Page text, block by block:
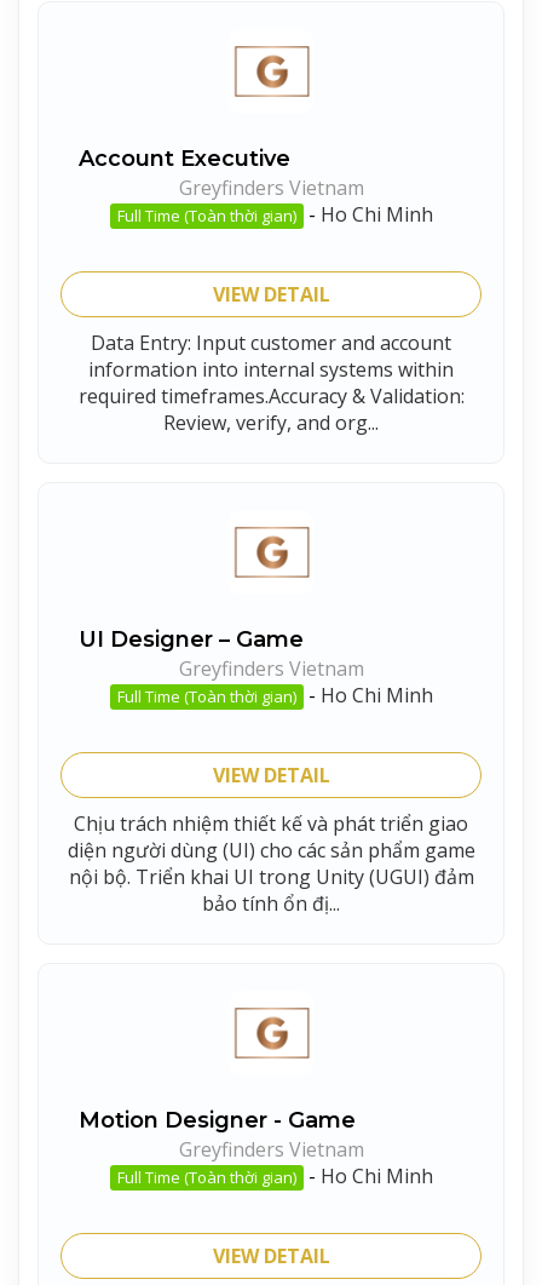
Account Executive
Greyfinders Vietnam
Full Time (Toàn thời gian) - Ho Chi Minh
VIEW DETAIL
Data Entry: Input customer and account
information into internal systems within
required timeframes.Accuracy & Validation:
Review, verify, and org...
UI Designer – Game
Greyfinders Vietnam
Full Time (Toàn thời gian) - Ho Chi Minh
VIEW DETAIL
Chịu trách nhiệm thiết kế và phát triển giao
diện người dùng (UI) cho các sản phẩm game
nội bộ. Triển khai UI trong Unity (UGUI) đảm
bảo tính ổn đị...
Motion Designer - Game
Greyfinders Vietnam
Full Time (Toàn thời gian) - Ho Chi Minh
VIEW DETAIL